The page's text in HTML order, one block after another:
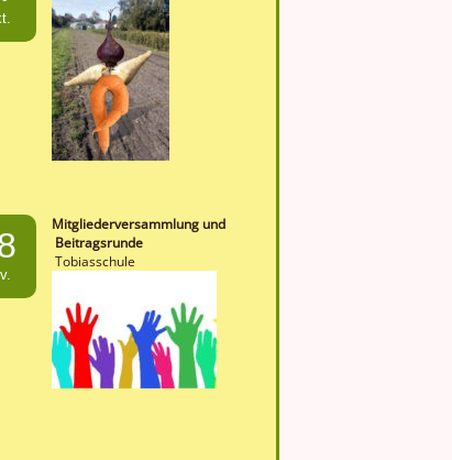
Mitgliederversammlung und
Beitragsrunde
Tobiasschule